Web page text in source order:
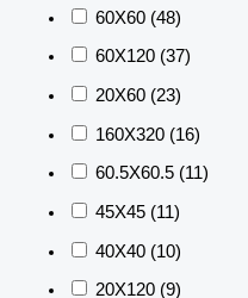
60X60 (48)
60X120 (37)
20X60 (23)
160X320 (16)
60.5X60.5 (11)
45X45 (11)
40X40 (10)
20X120 (9)